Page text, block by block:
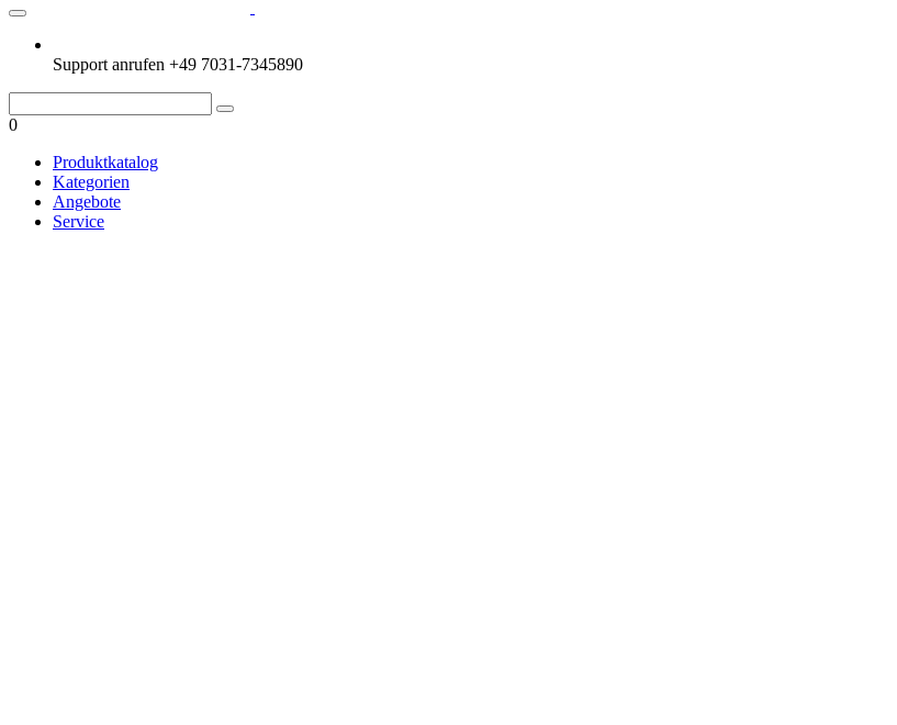
Support anrufen +49 7031-7345890
0
Produktkatalog
Kategorien
Angebote
Service